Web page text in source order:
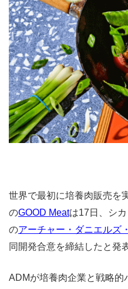
世界で最初に培養肉販売を
のGOOD Meatは17日、シ
のアーチャー・ダニエルズ
同開発合意を締結したと発
ADMが培養肉企業と戦略的